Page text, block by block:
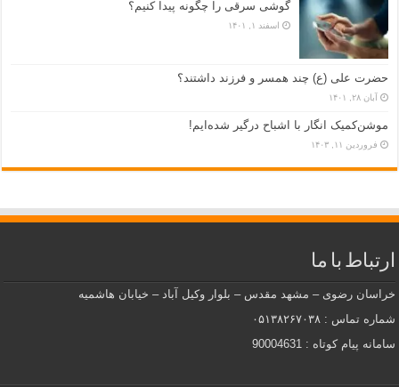
گوشی سرقی را چگونه پیدا کنیم؟
اسفند ۱, ۱۴۰۱
حضرت علی (ع) چند همسر و فرزند داشتند؟
آبان ۲۸, ۱۴۰۱
موشن‌کمیک انگار با اشباح درگیر شده‌ایم!
فروردین ۱۱, ۱۴۰۳
ارتباط با ما
خراسان رضوی – مشهد مقدس – بلوار وکیل آباد – خیابان هاشمیه
شماره تماس : ۰۵۱۳۸۲۶۷۰۳۸
سامانه پیام کوتاه : 90004631